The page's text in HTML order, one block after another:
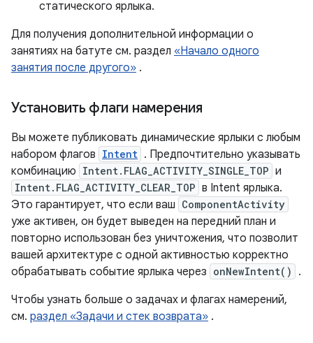
статического ярлыка.
Для получения дополнительной информации о
занятиях на батуте см. раздел «Начало одного
занятия после другого» .
Установить флаги намерения
Вы можете публиковать динамические ярлыки с любым
набором флагов Intent . Предпочтительно указывать
комбинацию Intent.FLAG_ACTIVITY_SINGLE_TOP и
Intent.FLAG_ACTIVITY_CLEAR_TOP в Intent ярлыка.
Это гарантирует, что если ваш ComponentActivity
уже активен, он будет выведен на передний план и
повторно использован без уничтожения, что позволит
вашей архитектуре с одной активностью корректно
обрабатывать событие ярлыка через onNewIntent()
.
Чтобы узнать больше о задачах и флагах намерений,
см. раздел «Задачи и стек возврата» .